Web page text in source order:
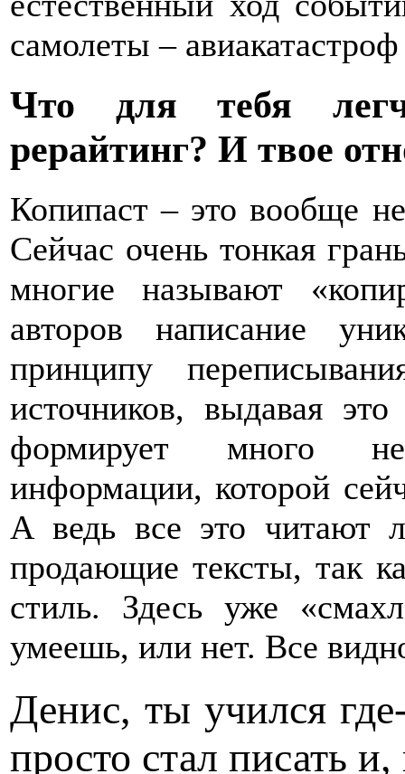
самолеты –
Что для тебя
рерайтинг? И твое
Копипаст – это вообще
Сейчас очень тонкая
многие называют
авторов написание
принципу
источников, выдавая
формирует много
информации, которой
А ведь все это читают
продающие тексты, так
стиль. Здесь уже
умеешь, или нет. Все
Денис, ты учился
просто стал писать